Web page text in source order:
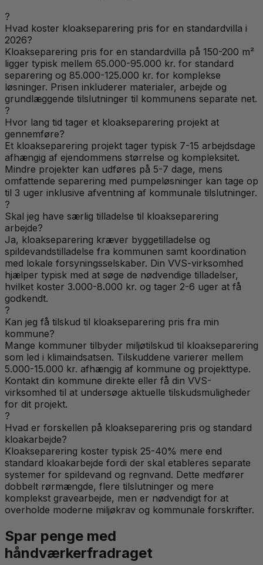
?
Hvad koster kloakseparering pris for en standardvilla i
2026?
Kloakseparering pris for en standardvilla på 150-200 m²
ligger typisk mellem 65.000-95.000 kr. for standard
separering og 85.000-125.000 kr. for komplekse
løsninger. Prisen inkluderer materialer, arbejde og
grundlæggende tilslutninger til kommunens separate net.
?
Hvor lang tid tager et kloakseparering projekt at
gennemføre?
Et kloakseparering projekt tager typisk 7-15 arbejdsdage
afhængig af ejendommens størrelse og kompleksitet.
Mindre projekter kan udføres på 5-7 dage, mens
omfattende separering med pumpeløsninger kan tage op
til 3 uger inklusive afventning af kommunale tilslutninger.
?
Skal jeg have særlig tilladelse til kloakseparering
arbejde?
Ja, kloakseparering kræver byggetilladelse og
spildevandstilladelse fra kommunen samt koordination
med lokale forsyningsselskaber. Din VVS-virksomhed
hjælper typisk med at søge de nødvendige tilladelser,
hvilket koster 3.000-8.000 kr. og tager 2-6 uger at få
godkendt.
?
Kan jeg få tilskud til kloakseparering pris fra min
kommune?
Mange kommuner tilbyder miljøtilskud til kloakseparering
som led i klimaindsatsen. Tilskuddene varierer mellem
5.000-15.000 kr. afhængig af kommune og projekttype.
Kontakt din kommune direkte eller få din VVS-
virksomhed til at undersøge aktuelle tilskudsmuligheder
for dit projekt.
?
Hvad er forskellen på kloakseparering pris og standard
kloakarbejde?
Kloakseparering koster typisk 25-40% mere end
standard kloakarbejde fordi der skal etableres separate
systemer for spildevand og regnvand. Dette medfører
dobbelt rørmængde, flere tilslutninger og mere
komplekst gravearbejde, men er nødvendigt for at
overholde moderne miljøkrav og kommunale forskrifter.
Spar penge med
håndværkerfradraget